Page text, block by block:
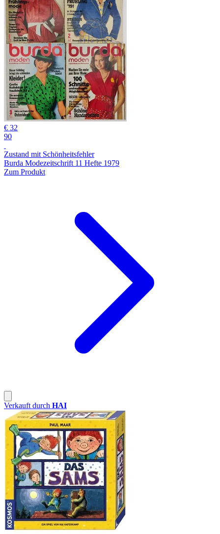
€ 32
90
Zustand mit Schönheitsfehler
Burda Modezeitschrift 11 Hefte 1979
Zum Produkt
Verkauft durch HAI